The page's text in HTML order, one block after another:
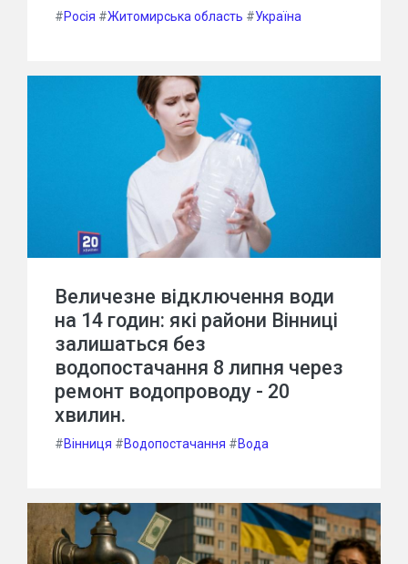
#Росія #Житомирська область #Україна
Величезне відключення води
на 14 годин: які райони Вінниці
залишаться без
водопостачання 8 липня через
ремонт водопроводу - 20
хвилин.
#Вінниця #Водопостачання #Вода